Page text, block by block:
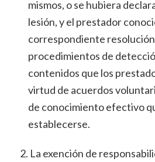
mismos, o se hubiera
lesión, y el prestador
correspondiente
procedimientos de
contenidos que los
virtud de acuerdos
de conocimiento efectivo
establecerse.
La exención de